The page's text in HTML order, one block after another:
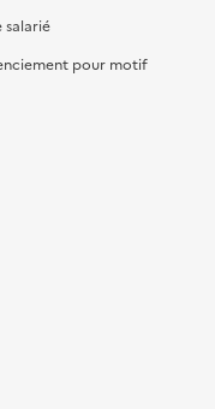
salarié
pour motif